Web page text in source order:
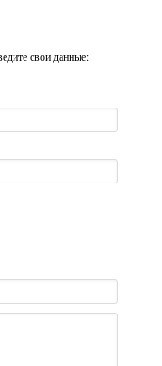
свои данные: